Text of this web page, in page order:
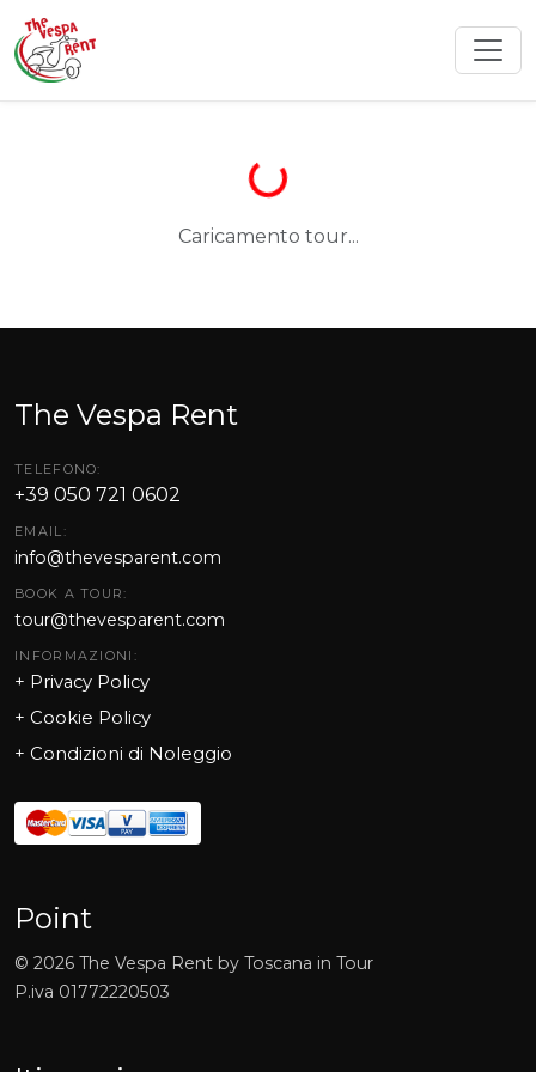
Caricamento tour...
The Vespa Rent
TELEFONO:
+39 050 721 0602
EMAIL:
info@thevesparent.com
BOOK A TOUR:
tour@thevesparent.com
INFORMAZIONI:
+ Privacy Policy
+ Cookie Policy
+ Condizioni di Noleggio
Point
© 2026 The Vespa Rent by Toscana in Tour
P.iva 01772220503